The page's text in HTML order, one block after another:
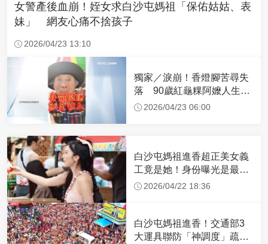
女警產後血崩！姪女求白沙屯媽祖「保佑姑姑、表
妹」 網友心痛不捨孩子
2026/04/23 13:10
獨家／淚崩！香燈腳苦尋失
落 90歲紅龜粿阿嬤人生謝
幕2026/04/23 06:00
白沙屯媽祖進香超正美女義
工竟是她！身份曝光是最美
禮生 一輩子不結婚
2026/04/22 18:36
白沙屯媽祖進香！交通部3
大運具聯防「神調度」疏運